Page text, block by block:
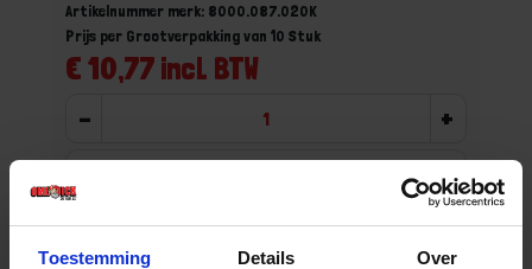
Toestemming Details Over
Artikelnummer merk: 8000.087.020K
€ 10,77 incl. BTW
Prijs per Grootverpakking van 10 Stuk
- +
Bestel nu!